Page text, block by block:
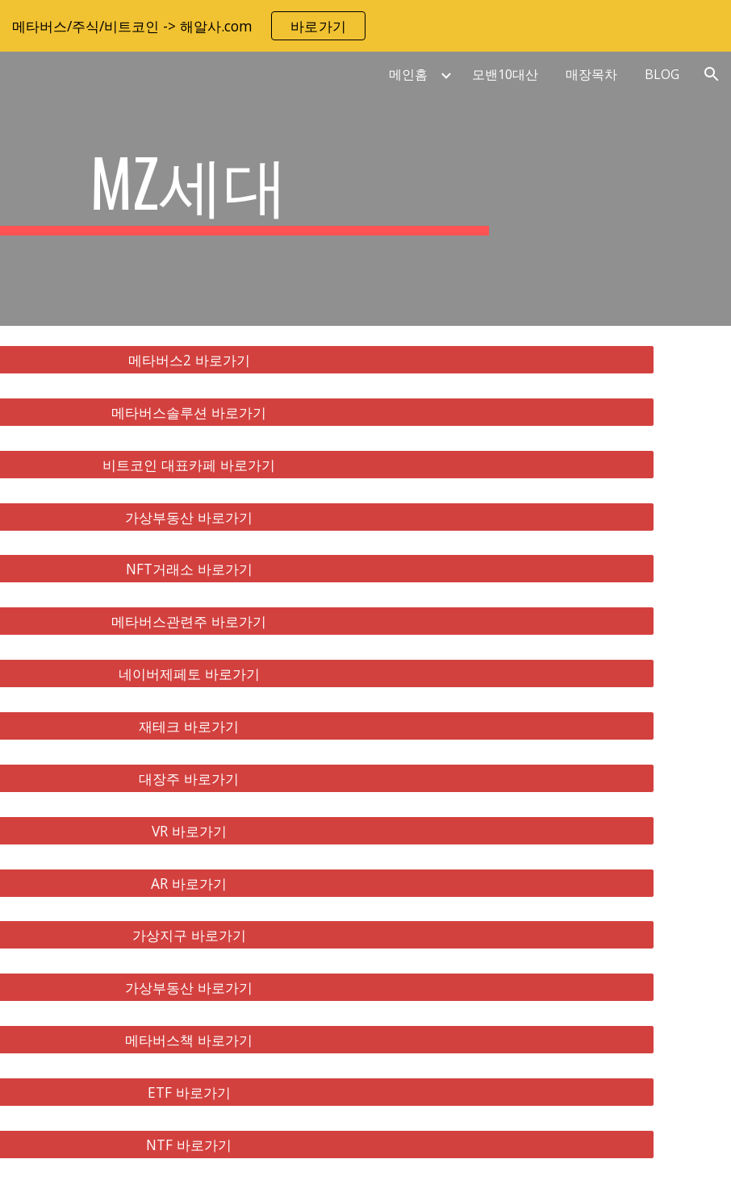
Skip to main content Skip to navigation
메타버스/주식/비트코인 -> 해알사.com 바로가기
메인홈 모밴10대산 매장목차 BLOG
MZ세대
메타버스2 바로가기
메타버스솔루션 바로가기
비트코인 대표카페 바로가기
가상부동산 바로가기
NFT거래소 바로가기
메타버스관련주 바로가기
네이버제페토 바로가기
재테크 바로가기
대장주 바로가기
VR 바로가기
AR 바로가기
가상지구 바로가기
가상부동산 바로가기
메타버스책 바로가기
ETF 바로가기
NTF 바로가기